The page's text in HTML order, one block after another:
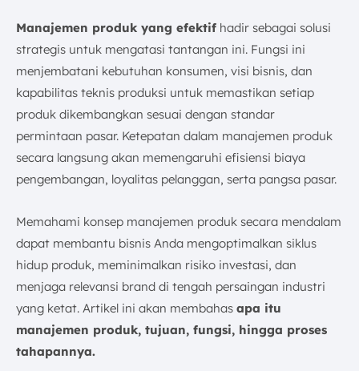
g. Uji Pemasaran (Market Testing)
h. Komersialisasi (Commercialization)
i. Evaluasi dan Perbaikan Berkelanjutan
6. Apa Peran Penting Manajer Produk dalam
Manajemen Produk?
a. Pemilik Visi dan Strategi Produk
b. Jembatan Komunikasi Lintas Fungsi (The Hub)
c. Pengambil Keputusan dan Penentu Prioritas
7. Mengapa Penting untuk Melakukan Manajemen
Produk yang Baik?
8. Metode Implementasi Manajemen Produk
a. Identifikasi Peluang
b. Kelayakan & Perencanaan
c. Pengembangan Produk
d. Pengenalan Produk (Go-to-Market)
Manajemen produk yang efektif hadir sebagai solusi
strategis untuk mengatasi tantangan ini. Fungsi ini
menjembatani kebutuhan konsumen, visi bisnis, dan
kapabilitas teknis produksi untuk memastikan setiap
produk dikembangkan sesuai dengan standar
permintaan pasar. Ketepatan dalam manajemen produk
secara langsung akan memengaruhi efisiensi biaya
pengembangan, loyalitas pelanggan, serta pangsa pasar.
Memahami konsep manajemen produk secara mendalam
dapat membantu bisnis Anda mengoptimalkan siklus
hidup produk, meminimalkan risiko investasi, dan
menjaga relevansi brand di tengah persaingan industri
yang ketat. Artikel ini akan membahas apa itu
manajemen produk, tujuan, fungsi, hingga proses
tahapannya.